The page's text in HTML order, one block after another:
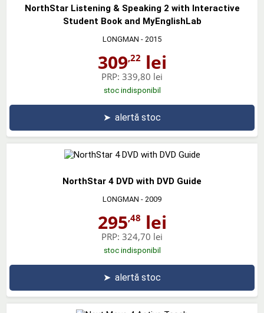
NorthStar Listening & Speaking 2 with Interactive
Student Book and MyEnglishLab
LONGMAN - 2015
309,22lei
PRP: 339,80 lei
stoc indisponibil
➤ alertă stoc
NorthStar 4 DVD with DVD Guide
LONGMAN - 2009
295,48 lei
PRP: 324,70 lei
stoc indisponibil
➤ alertă stoc